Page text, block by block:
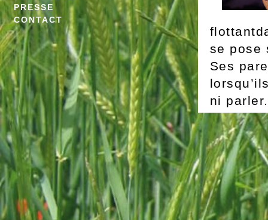
PRESSE
CONTACT
se pose
Ses
ni
prince
l’incite